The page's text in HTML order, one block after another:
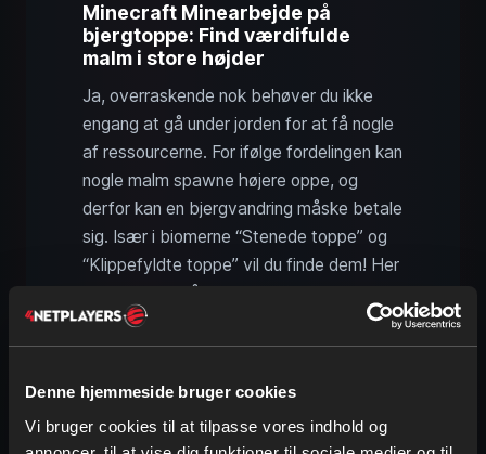
Denne hjemmeside bruger cookies
Vi bruger cookies til at tilpasse vores indhold og
Minecraft Minearbejde på
bjergtoppe: Find værdifulde
malm i store højder
Ja, overraskende nok behøver du ikke
engang at gå under jorden for at få nogle
af ressourcerne. For ifølge fordelingen kan
nogle malm spawne højere oppe, og
derfor kan en bjergvandring måske betale
sig. Især i biomerne “Stenede toppe” og
“Klippefyldte toppe” vil du finde dem! Her
kan du finde både kul, jern og smaragder.
Og det bedste er, at du kan se dem
direkte.